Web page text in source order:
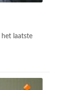
het laatste